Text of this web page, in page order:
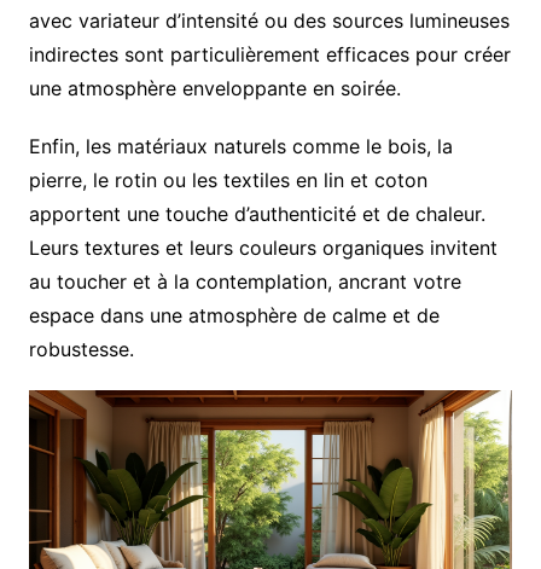
avec variateur d’intensité ou des sources lumineuses
indirectes sont particulièrement efficaces pour créer
une atmosphère enveloppante en soirée.
Enfin, les matériaux naturels comme le bois, la
pierre, le rotin ou les textiles en lin et coton
apportent une touche d’authenticité et de chaleur.
Leurs textures et leurs couleurs organiques invitent
au toucher et à la contemplation, ancrant votre
espace dans une atmosphère de calme et de
robustesse.